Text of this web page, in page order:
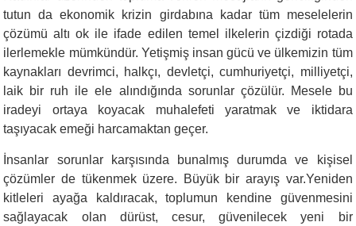
tutun da ekonomik krizin girdabına kadar tüm meselelerin
çözümü altı ok ile ifade edilen temel ilkelerin çizdiği rotada
ilerlemekle mümkündür. Yetişmiş insan gücü ve ülkemizin tüm
kaynakları devrimci, halkçı, devletçi, cumhuriyetçi, milliyetçi,
laik bir ruh ile ele alındığında sorunlar çözülür. Mesele bu
iradeyi ortaya koyacak muhalefeti yaratmak ve iktidara
taşıyacak emeği harcamaktan geçer.
İnsanlar sorunlar karşısında bunalmış durumda ve kişisel
çözümler de tükenmek üzere. Büyük bir arayış var.Yeniden
kitleleri ayağa kaldıracak, toplumun kendine güvenmesini
sağlayacak olan dürüst, cesur, güvenilecek yeni bir